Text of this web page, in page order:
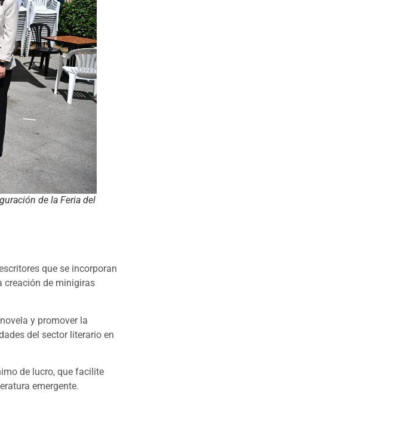
de la Feria del
que se incorporan
creación de minigiras
y promover la
del sector literario en
de lucro, que facilite
emergente.